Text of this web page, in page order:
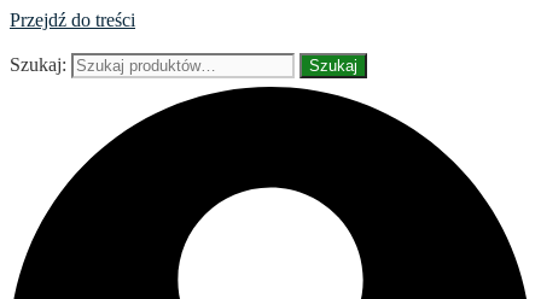
Przejdź do treści
Szukaj: Szukaj